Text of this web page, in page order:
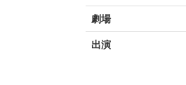
劇場
出演